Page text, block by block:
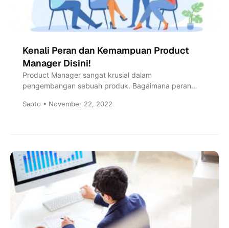
Kenali Peran dan Kemampuan Product
Manager Disini!
Product Manager sangat krusial dalam
pengembangan sebuah produk. Bagaimana peran
Sapto • November 22, 2022